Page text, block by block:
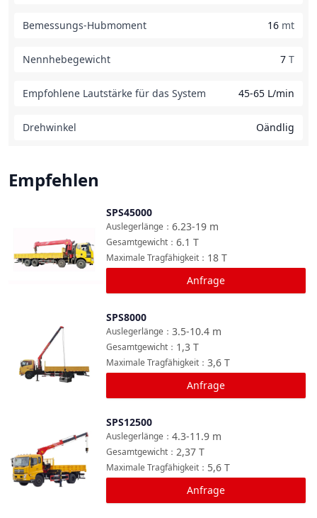
Bemessungs-Hubmoment 16 mt
Nennhebegewicht 7 T
Empfohlene Lautstärke für das System 45-65 L/min
Drehwinkel Oändlig
Empfehlen
SPS45000
6.23-19 m
Auslegerlänge ：
6.1 T
Gesamtgewicht ：
18 T
Maximale Tragfähigkeit ：
Anfrage
Vergleichen
SPS8000
3.5-10.4 m
Auslegerlänge ：
1,3 T
Gesamtgewicht ：
3,6 T
Maximale Tragfähigkeit ：
Anfrage
SPS12500
4.3-11.9 m
Auslegerlänge ：
2,37 T
Gesamtgewicht ：
5,6 T
Maximale Tragfähigkeit ：
Anfrage